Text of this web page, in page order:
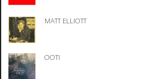
MATT ELLIOTT
OOTI